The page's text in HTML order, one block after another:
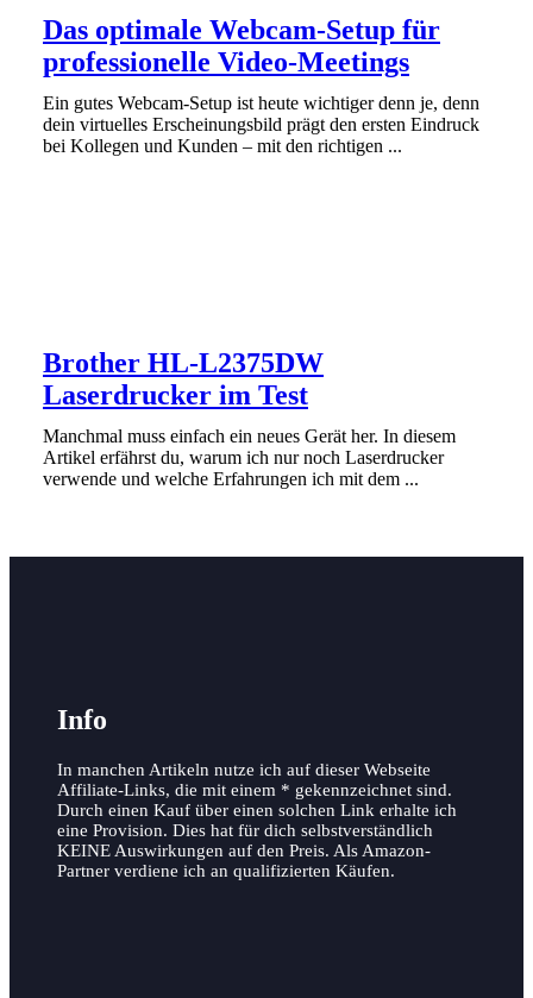
Das optimale Webcam-Setup für
professionelle Video-Meetings
Ein gutes Webcam-Setup ist heute wichtiger denn je, denn
dein virtuelles Erscheinungsbild prägt den ersten Eindruck
bei Kollegen und Kunden – mit den richtigen ...
Brother HL-L2375DW
Laserdrucker im Test
Manchmal muss einfach ein neues Gerät her. In diesem
Artikel erfährst du, warum ich nur noch Laserdrucker
verwende und welche Erfahrungen ich mit dem ...
Info
In manchen Artikeln nutze ich auf dieser Webseite
Affiliate-Links, die mit einem * gekennzeichnet sind.
Durch einen Kauf über einen solchen Link erhalte ich
eine Provision. Dies hat für dich selbstverständlich
KEINE Auswirkungen auf den Preis. Als Amazon-
Partner verdiene ich an qualifizierten Käufen.